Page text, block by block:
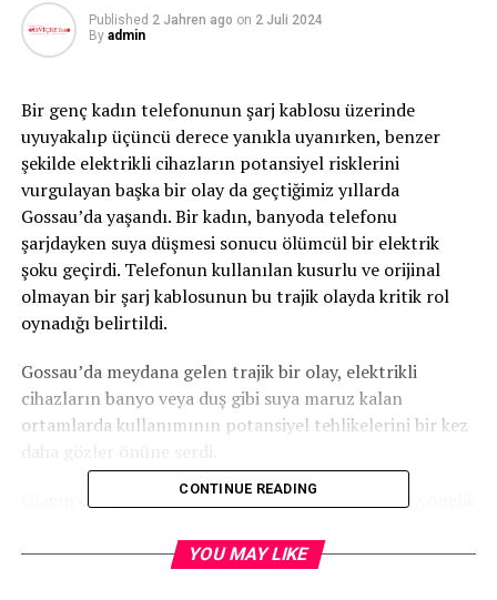
Published 2 Jahren ago on 2 Juli 2024
By admin
Bir genç kadın telefonunun şarj kablosu üzerinde
uyuyakalıp üçüncü derece yanıkla uyanırken, benzer
şekilde elektrikli cihazların potansiyel risklerini
vurgulayan başka bir olay da geçtiğimiz yıllarda
Gossau’da yaşandı. Bir kadın, banyoda telefonu
şarjdayken suya düşmesi sonucu ölümcül bir elektrik
şoku geçirdi. Telefonun kullanılan kusurlu ve orijinal
olmayan bir şarj kablosunun bu trajik olayda kritik rol
oynadığı belirtildi.
Gossau’da meydana gelen trajik bir olay, elektrikli
cihazların banyo veya duş gibi suya maruz kalan
ortamlarda kullanımının potansiyel tehlikelerini bir kez
Olayın detayları ve bu tür kazaların önlenmesine yönelik
22 yaşındaki kadın, banyoda telefonu
CONTINUE READING
YOU MAY LIKE